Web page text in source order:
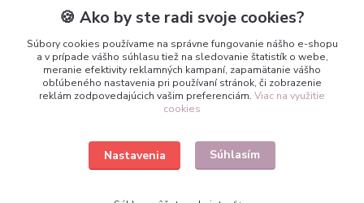
+421 950 365 567
info@3dcko.sk
www.3dcko.sk
🍪 Ako by ste radi svoje cookies?
Súbory cookies používame na správne fungovanie nášho e-shopu
a v prípade vášho súhlasu tiež na sledovanie štatistík o webe,
meranie efektivity reklamných kampaní, zapamätanie vášho
obľúbeného nastavenia pri používaní stránok, či zobrazenie
reklám zodpovedajúcich vašim preferenciám. Viac na využitie
cookies
Nastavenia Súhlasím